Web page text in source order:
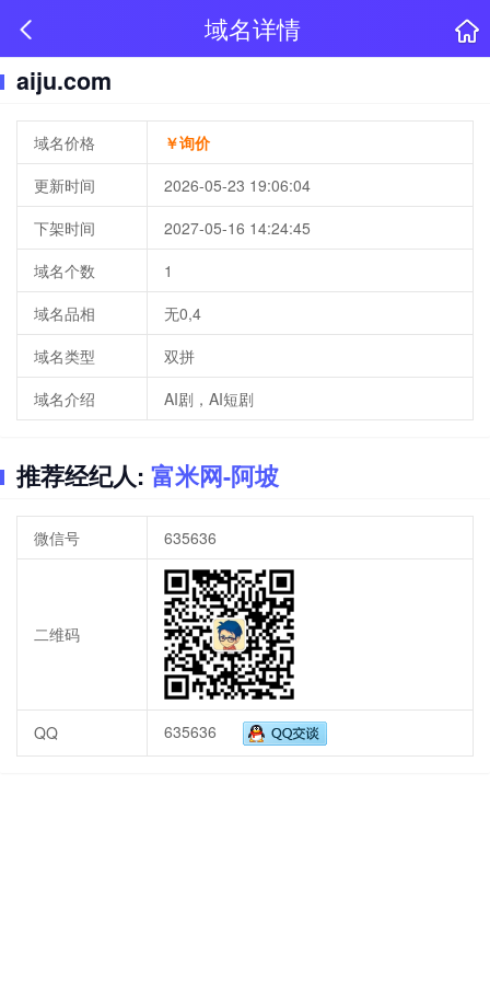
域名详情
aiju.com
域名价格
￥询价
更新时间
2026-05-23 19:06:04
下架时间
2027-05-16 14:24:45
域名个数
1
域名品相
无0,4
域名类型
双拼
域名介绍
AI剧，AI短剧
推荐经纪人: 富米网-阿坡
微信号 635636
二维码
QQ 635636